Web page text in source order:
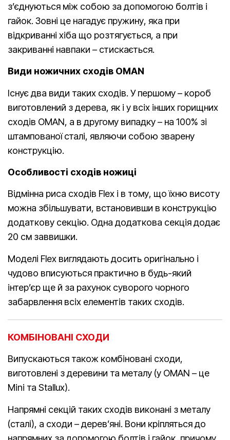
з’єднуються між собою за допомогою болтів і
гайок. Зовні це нагадує пружину, яка при
відкриванні хіба що розтягується, а при
закриванні навпаки – стискається.
Види ножичних сходів OMAN
Існує два види таких сходів. У першому – короб
виготовлений з дерева, як і у всіх інших горищних
сходів OMAN, а в другому випадку – на 100% зі
штампованої сталі, являючи собою зварену
конструкцію.
Особливості сходів ножиці
Відмінна риса сходів Flex і в тому, що їхню висоту
можна збільшувати, встановивши в конструкцію
додаткову секцію. Одна додаткова секція додає
20 см заввишки.
Моделі Flex виглядають досить оригінально і
чудово вписуються практично в будь-який
інтер’єр ще й за рахунок суворого чорного
забарвлення всіх елементів таких сходів.
КОМБІНОВАНІ СХОДИ
Випускаються також комбіновані сходи,
виготовлені з деревини та металу (у OMAN – це
Mini та Stallux).
Напрямні секцій таких сходів виконані з металу
(сталі), а сходи – дерев’яні. Вони кріпляться до